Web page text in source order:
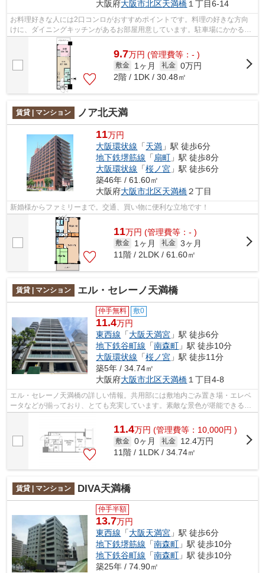
大阪府大阪市北区天満橋 １丁目6-14
お料理好きな人には2口コンロがおすすめポイントです。料理の好きな方向
けに、ダイニングキッチンがあるお部屋用意しています。駐車場にかかる礼
金は一切いりません、コストを抑えたい...
9.7万円 (管理費等：- )
敷金 1ヶ月 礼金 0万円
2階 / 1DK / 30.48㎡
賃貸 | マンション ノア北天満
11万円
大阪環状線 「天満 」駅 徒歩6分
地下鉄堺筋線 「 扇町 」駅 徒歩8分
大阪環状線 「桜ノ宮 」駅 徒歩6分
築46年 / 61.60㎡
大阪府大阪市北区天満橋２丁目
新婚様からファミリーまで。交通、買い物に便利な立地です！
11万円 (管理費等：- )
敷金 1ヶ月 礼金 3ヶ月
11階 / 2LDK / 61.60㎡
賃貸 | マンション エル・セレーノ天満橋
仲手無料 敷0
11.4万円
東西線 「大阪天満宮 」駅 徒歩6分
地下鉄谷町線 「南森町 」駅 徒歩10分
大阪環状線 「桜ノ宮 」駅 徒歩11分
築5年 / 34.74㎡
大阪府大阪市北区天満橋 １丁目4-8
エル・セレーノ天満橋の詳しい情報。共用部には敷地内ごみ置き場・エレベ
ータなどが揃っており、とても充実しています。素敵な景色が堪能できる、
地上13階建ての物件。幅広い層に好評...
11.4万円 (管理費等：10,000円 )
敷金 0ヶ月 礼金
12.4万円
11階 / 1LDK / 34.74㎡
賃貸 | マンション DIVA天満橋
仲手半額
13.7万円
東西線 「大阪天満宮 」駅 徒歩6分
地下鉄堺筋線 「南森町 」駅 徒歩10分
地下鉄谷町線 「南森町 」駅 徒歩10分
築25年 / 74.90㎡